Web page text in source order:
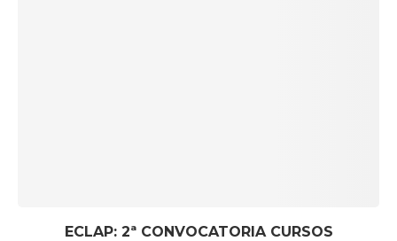
ECLAP: 2ª CONVOCATORIA CURSOS